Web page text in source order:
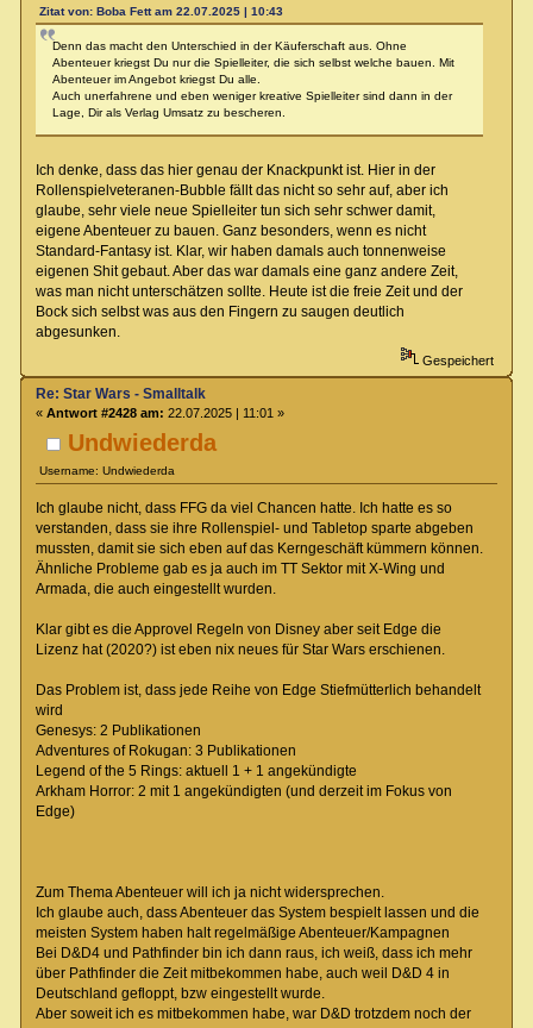
Zitat von: Boba Fett am 22.07.2025 | 10:43
Denn das macht den Unterschied in der Käuferschaft aus. Ohne
Abenteuer kriegst Du nur die Spielleiter, die sich selbst welche bauen. Mit
Abenteuer im Angebot kriegst Du alle.
Auch unerfahrene und eben weniger kreative Spielleiter sind dann in der
Lage, Dir als Verlag Umsatz zu bescheren.
Ich denke, dass das hier genau der Knackpunkt ist. Hier in der
Rollenspielveteranen-Bubble fällt das nicht so sehr auf, aber ich
glaube, sehr viele neue Spielleiter tun sich sehr schwer damit,
eigene Abenteuer zu bauen. Ganz besonders, wenn es nicht
Standard-Fantasy ist. Klar, wir haben damals auch tonnenweise
eigenen Shit gebaut. Aber das war damals eine ganz andere Zeit,
was man nicht unterschätzen sollte. Heute ist die freie Zeit und der
Bock sich selbst was aus den Fingern zu saugen deutlich
abgesunken.
Gespeichert
Undwiederda
Username: Undwiederda
Re: Star Wars - Smalltalk
« Antwort #2428 am: 22.07.2025 | 11:01 »
Ich glaube nicht, dass FFG da viel Chancen hatte. Ich hatte es so
verstanden, dass sie ihre Rollenspiel- und Tabletop sparte abgeben
mussten, damit sie sich eben auf das Kerngeschäft kümmern können.
Ähnliche Probleme gab es ja auch im TT Sektor mit X-Wing und
Armada, die auch eingestellt wurden.
Klar gibt es die Approvel Regeln von Disney aber seit Edge die
Lizenz hat (2020?) ist eben nix neues für Star Wars erschienen.
Das Problem ist, dass jede Reihe von Edge Stiefmütterlich behandelt
wird
Genesys: 2 Publikationen
Adventures of Rokugan: 3 Publikationen
Legend of the 5 Rings: aktuell 1 + 1 angekündigte
Arkham Horror: 2 mit 1 angekündigten (und derzeit im Fokus von
Edge)
Zum Thema Abenteuer will ich ja nicht widersprechen.
Ich glaube auch, dass Abenteuer das System bespielt lassen und die
meisten System haben halt regelmäßige Abenteuer/Kampagnen
Bei D&D4 und Pathfinder bin ich dann raus, ich weiß, dass ich mehr
über Pathfinder die Zeit mitbekommen habe, auch weil D&D 4 in
Deutschland gefloppt, bzw eingestellt wurde.
Aber soweit ich es mitbekommen habe, war D&D trotzdem noch der